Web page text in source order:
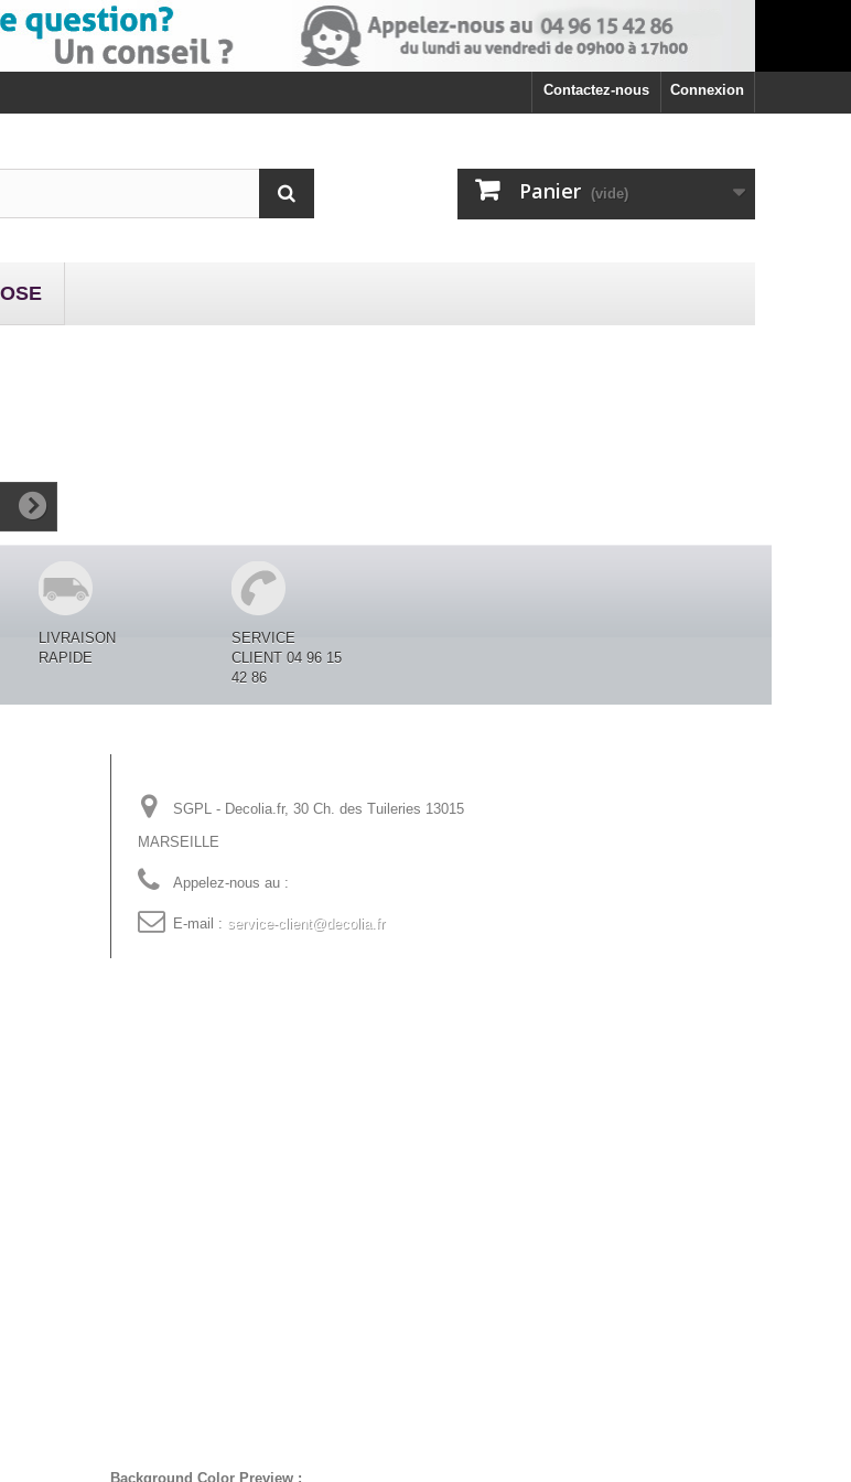
Connexion
Contactez-nous
Panier (vide)
LIVRAISON
RAPIDE
SERVICE
CLIENT 04 96 15
42 86
SGPL - Decolia.fr, 30 Ch. des Tuileries 13015
MARSEILLE
Appelez-nous au :
E-mail : service-client@decolia.fr
Background Color Preview :